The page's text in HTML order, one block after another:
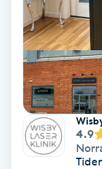
Fotvård
Fransar
Fransborttagning
Fransfärgning
4.9